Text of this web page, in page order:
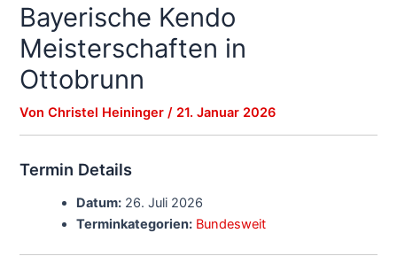
Bayerische Kendo
Meisterschaften in
Ottobrunn
VonChristel Heininger/ 21. Januar 2026
Termin Details
Datum: 26. Juli 2026
Terminkategorien: Bundesweit